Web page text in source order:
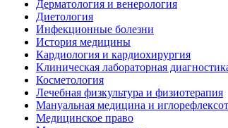
Дерматология и венерология
Диетология
Инфекционные болезни
История медицины
Кардиология и кардиохирургия
Клиническая лабораторная
Косметология
Лечебная физкультура и физиотерапия
Мануальная медицина и
Медицинское право